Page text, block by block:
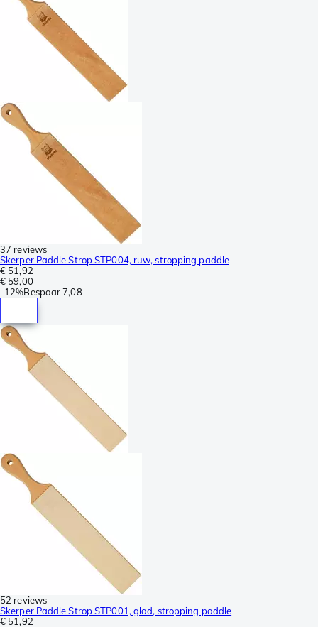
37 reviews
Skerper Paddle Strop STP004, ruw, stropping paddle
€ 51,92
€ 59,00
-12%Bespaar 7,08
52 reviews
Skerper Paddle Strop STP001, glad, stropping paddle
€ 51,92